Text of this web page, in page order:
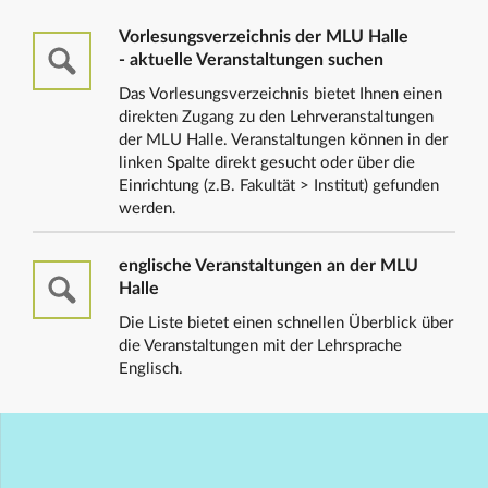
Vorlesungsverzeichnis der MLU Halle
- aktuelle Veranstaltungen suchen
Das Vorlesungsverzeichnis bietet Ihnen einen
direkten Zugang zu den Lehrveranstaltungen
der MLU Halle. Veranstaltungen können in der
linken Spalte direkt gesucht oder über die
Einrichtung (z.B. Fakultät > Institut) gefunden
werden.
englische Veranstaltungen an der MLU
Halle
Die Liste bietet einen schnellen Überblick über
die Veranstaltungen mit der Lehrsprache
Englisch.